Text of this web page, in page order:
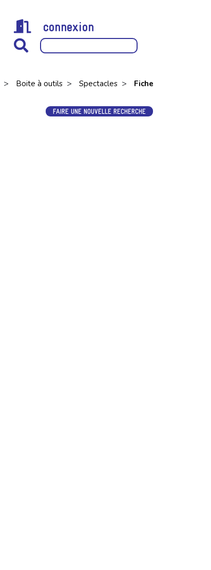
connexion
> Boite à outils > Spectacles > Fiche
FAIRE UNE NOUVELLE RECHERCHE